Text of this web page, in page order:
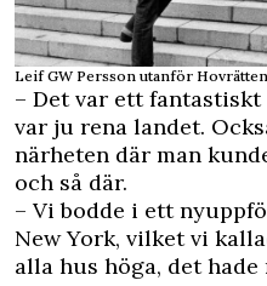
Leif GW Persson utanför
– Det var ett
var ju rena landet.
närheten där man
och så där.
– Vi bodde i ett
New York, vilket vi
alla hus höga, det